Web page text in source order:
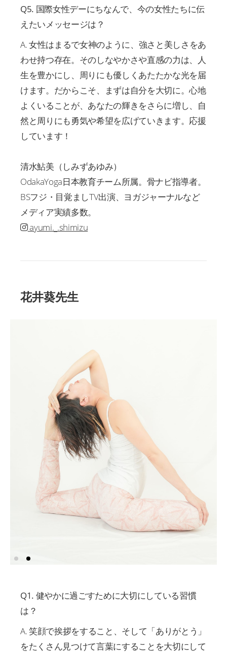
Q5. 国際女性デーにちなんで、今の女性たちに伝
えたいメッセージは？
A. 女性はまるで女神のように、強さと美しさをあ
わせ持つ存在。そのしなやかさや直感の力は、人
生を豊かにし、周りにも優しくあたたかな光を届
けます。だからこそ、まずは自分を大切に。心地
よくいることが、あなたの輝きをさらに増し、自
然と周りにも勇気や希望を広げていきます。応援
しています！
清水鮎美（しみずあゆみ）
OdakaYoga日本教育チーム所属。骨ナビ指導者。
BSフジ・目覚ましTV出演、ヨガジャーナルなど
メディア実績多数。
ayumi._.shimizu
花井葵先生
Q1. 健やかに過ごすために大切にしている習慣
は？
A. 笑顔で挨拶をすること、そして「ありがとう」
をたくさん見つけて言葉にすることを大切にして